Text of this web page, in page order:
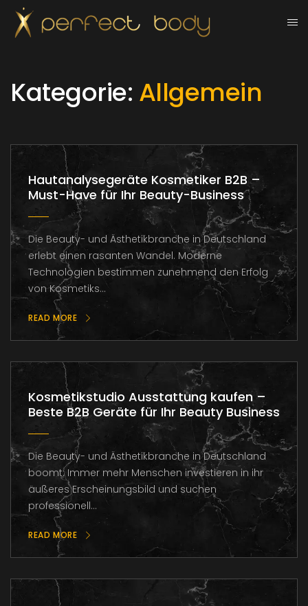
Kategorie: Allgemein
Hautanalysegeräte Kosmetiker B2B –
Must-Have für Ihr Beauty-Business
Die Beauty- und Ästhetikbranche in Deutschland
erlebt einen rasanten Wandel. Moderne
Technologien bestimmen zunehmend den Erfolg
von Kosmetiks...
READ MORE
Kosmetikstudio Ausstattung kaufen –
Beste B2B Geräte für Ihr Beauty Business
Die Beauty- und Ästhetikbranche in Deutschland
boomt. Immer mehr Menschen investieren in ihr
äußeres Erscheinungsbild und suchen
professionell...
READ MORE